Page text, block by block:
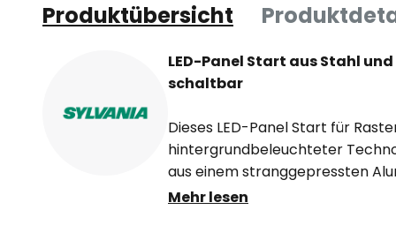
Produktübersicht
LED-Panel Start aus Stahl und
schaltbar
Dieses LED-Panel Start für
hintergrundbeleuchteter
aus einem stranggepressten
Diffusor mit Prismatic-Finish
Mehr lesen